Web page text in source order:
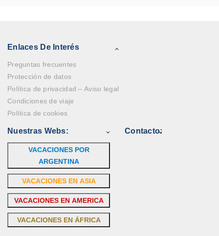
Enlaces De Interés
Preguntas frecuentes
Protección de datos
Política de privacidad – Aviso legal
Condiciones de viaje
Política de cookies
Nuestras Webs:
VACACIONES POR
ARGENTINA
VACACIONES EN ASIA
VACACIONES EN AMERICA
VACACIONES EN ÁFRICA
Contacto: